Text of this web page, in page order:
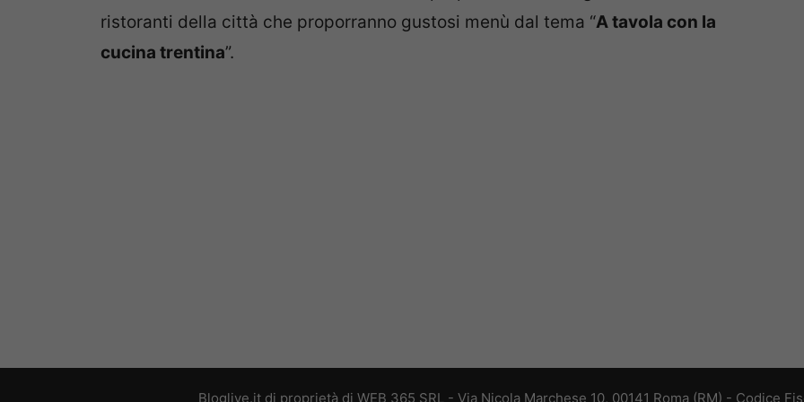
ristoranti della città che proporranno gustosi menù dal tema “A tavola con la
cucina trentina”.
Bloglive.it di proprietà di WEB 365 SRL - Via Nicola Marchese 10, 00141 Roma (RM) - Codice